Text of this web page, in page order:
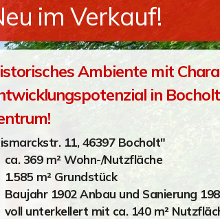
im Verkauf!
Ambiente mit
in
11, 46397 Bocholt"
ca. 369 m² Wohn-/Nutzfläche
1.585 m² Grundstück
Baujahr 1902 Anbau und Sanierung
voll unterkellert mit ca. 140 m²